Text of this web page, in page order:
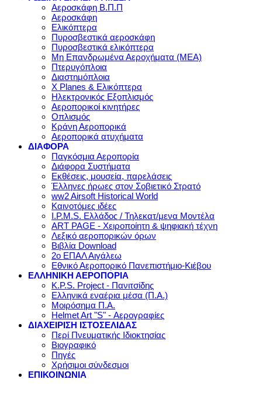
Αεροσκάφη Β.Π.Π
Αεροσκάφη
Ελικόπτερα
Πυροσβεστικά αεροσκάφη
Πυροσβεστικά ελικόπτερα
Μη Επανδρωμένα Αεροχήματα (ΜΕΑ)
Πτερυγόπλοια
Διαστημόπλοια
X Planes & Ελικόπτερα
Ηλεκτρονικός Εξοπλισμός
Αεροπορικοί κινητήρες
Οπλισμός
Κράνη Αεροπορικά
Αεροπορικά ατυχήματα
ΔΙΑΦΟΡΑ
Παγκόσμια Αεροπορία
Διάφορα Συστήματα
Εκθέσεις, μουσεία, παρελάσεις
Έλληνες ήρωες στον Σοβιετικό Στρατό
ww2 Airsoft Historical World
Καινοτόμες ιδέες
I.P.M.S. Ελλάδος / Τηλεκατ/μενα Μοντέλα
ART PAGE - Χειροποίητη & ψηφιακή τέχνη
Λεξικό αεροπορικών όρων
Βιβλία Download
2ο ΕΠΑΛ Αιγάλεω
Εθνικό Αεροπορικό Πανεπιστήμιο-Κιέβου
ΕΛΛΗΝΙΚΗ ΑΕΡΟΠΟΡΙΑ
K.P.S. Project - Πανιτσίδης
Ελληνικά εναέρια μέσα (Π.Α.)
Μοιρόσημα Π.Α.
Helmet Art "S" - Αερογραφίες
ΔΙΑΧΕΙΡΙΣΗ ΙΣΤΟΣΕΛΙΔΑΣ
Περί Πνευματικής Ιδιοκτησίας
Βιογραφικό
Πηγές
Χρήσιμοι σύνδεσμοι
ΕΠΙΚΟΙΝΩΝΙΑ